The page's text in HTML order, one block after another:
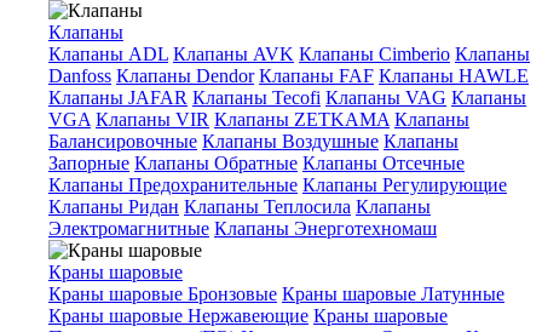
Клапаны
Клапаны ADL Клапаны AVK Клапаны Cimberio Клапаны
Danfoss Клапаны Dendor Клапаны FAF Клапаны HAWLE
Клапаны JAFAR Клапаны Tecofi Клапаны VAG Клапаны
VGA Клапаны VIR Клапаны ZETKAMA Клапаны
Балансировочные Клапаны Воздушные Клапаны
Запорные Клапаны Обратные Клапаны Отсечные
Клапаны Предохранительные Клапаны Регулирующие
Клапаны Ридан Клапаны Теплосила Клапаны
Электромагнитные Клапаны Энерготехномаш
Краны шаровые
Краны шаровые Бронзовые Краны шаровые Латунные
Краны шаровые Нержавеющие Краны шаровые